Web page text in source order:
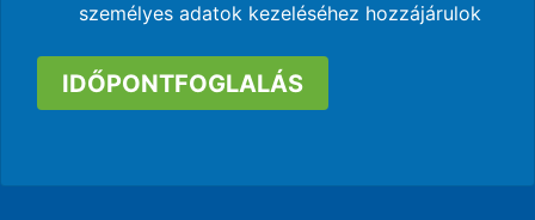
személyes adatok kezeléséhez hozzájárulok
IDŐPONTFOGLALÁS